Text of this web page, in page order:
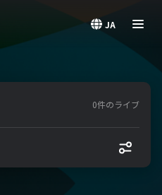
JA
0件のライブ